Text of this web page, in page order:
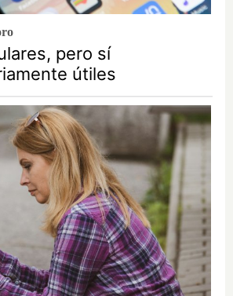
pero sí
útiles